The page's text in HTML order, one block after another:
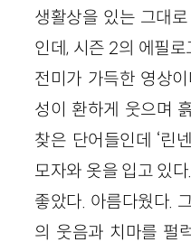
생활상을 있는 그대로
인데, 시즌 2의 에필
전미가 가득한 영상
성이 환하게 웃으며
찾은 단어들인데 ‘린
모자와 옷을 입고 있
좋았다. 아름다웠다.
의 웃음과 치마를 펄